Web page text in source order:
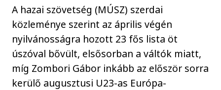
A hazai szövetség (MÚSZ) szerdai
közleménye szerint az április végén
nyilvánosságra hozott 23 fős lista öt
úszóval bővült, elsősorban a váltók miatt,
míg Zombori Gábor inkább az először sorra
kerülő augusztusi U23-as Európa-